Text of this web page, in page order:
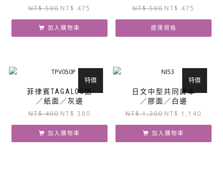
NT$500 原
始
價
格：
NT$ 475
前
格：
加入購物車
NT$500 原
始
價
格：
NT$ 475
前
格：
選擇規格
多
種
可
在
菲律賓TAGALOG語
／紙面／灰邊
特價
NT$400 原
始
價
格：
NT$ 380
前
格：
加入購物車
日文中型共同譯本
／膠面／白邊
特價
NT$1,200 原
始
價
格：
NT$ 1,140
前
格：
加入購物車